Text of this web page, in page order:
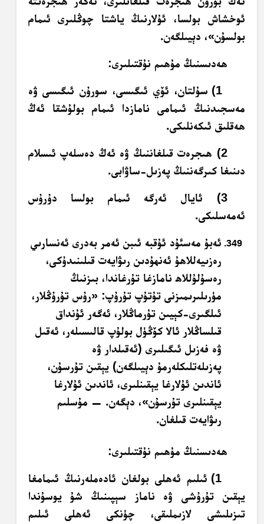
ئوخشاش بولسا، ئۇلارنىڭ ياشتا چوڭلىرى ئىمام
بولسۇن»، دېيىلگەن.
ھەدىسنىڭ مۇھىم نۇقتىلىرى:
1) سۇلتان، ئۆي ئىگىسى، سورۇن ئىگىسى ۋە
مەسجىدنىڭ ئىمامى نامازدا ئىمام بولۇشقا ئەڭ
ھەقلىق ئىكەنلىكى.
2) ھىجرەت قىلغاننىڭ ۋە ئەڭ دەسلەپ ئىسلام
دىنىغا كىرگەننىڭ پەزىل-ساۋابى.
3) ئايال ئەرگە ئىمام بولسا دۇرۇس
ئەمەسلىكى.
ئەبۇ مەسئۇد ئۇقبە ئىبن ئەمر بەدرى ئەنسارىي
رەزىيەللاھۇ ئەنھۇدىن رىۋايەت قىلىنىدۇكى،
رەسۇلۇللاھ نامازغا تۇرغاندا، بىزنىڭ
مۈرىلىرىمىزنى تۇتۇپ تۇرۇپ: «رۇس تۇرۇڭلار،
ئىلگىرى-كېيىن تۇرماڭلار، ئەگەر ئۇنداق
قىلساڭلار ئالا كۆڭۈل بولۇپ قالىسىلەر، ئەقىل
ۋە فەزىل ئىگىلىرى (ئەقىلدار ۋە
پەزىلەتلىكلەرمۇ دېيىلگەن) يېقىن تۇرسۇن،
ئاندىن ئۇلارغا يېقىنلىرى، ئاندىن ئۇلارغا
يېقىنلىرى تۇرسۇن»، دېگەن. — مۇسلىم
رىۋايەت قىلغان.
ھەدىسنىڭ مۇھىم نۇقتىلىرى:
1) ئىلىم ئەھلى بولغان ئادەملەرنىڭ ئىمامغا
يېقىن تۇرۇشى ۋە ناماز سېپىنىڭ شۇ يوسۇندا
تىزىلىشى لازىملىقى، چۈنكى ئەھلى ئىلىم